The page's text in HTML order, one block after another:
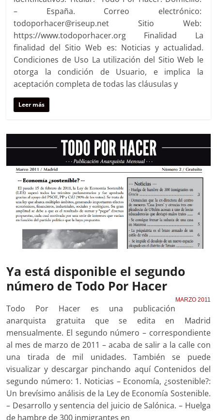
– España. Correo electrónico:
todoporhacer@riseup.net Sitio Web:
https://www.todoporhacer.org Finalidad La
finalidad del Sitio Web es: Noticias y actualidad.
Condiciones de Uso La utilización del Sitio Web le
otorga la condición de Usuario, e implica la
aceptación completa de todas las cláusulas y
Leer más
Ya está disponible el segundo
número de Todo Por Hacer
MARZO 2011
Todo Por Hacer es una publicación
anarquista gratuita que se edita en Madrid
mensualmente. El segundo número – correspondiente
al mes de marzo de 2011 – acaba de salir a la calle con
una tirada de mil unidades. También se puede
visualizar y descargar pinchando aquí Contenidos del
segundo número: 1. Noticias – Economía, ¿sostenible?:
Un brevísimo análisis de la Ley de Economía Sostenible.
– Desarrollo y sentencia del juicio de Salónica. – Huelga
de hambre de 300 inmigrantes en